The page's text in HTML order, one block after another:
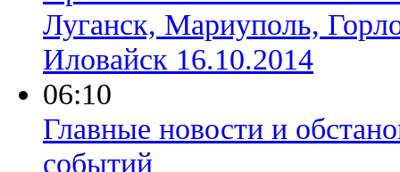
Луганск, Мариуполь,
Иловайск 16.10.2014
06:10
Главные новости и
событий